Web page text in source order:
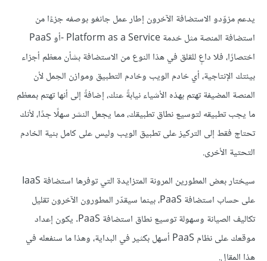
يدعم مزوّدو الاستضافة الآخرون إطار عمل جانغو بوصفه جزءًا من
استضافة المنصة مثل خدمة Platform as a Service -أو PaaS
اختصارًا، فلا داعٍ للقلق في هذا النوع من الاستضافة بشأن معظم أجزاء
بيئتك الإنتاجية، أي خادم الويب وخادم التطبيق وموازن الحِمل لأن
المنصة المضيفة تهتم بهذه الأشياء نيابةً عنك، إضافةً إلى أنها تهتم بمعظم
ما يجب تطبيقه لتوسيع نطاق تطبيقك، مما يجعل النشر سهلًا جدًا، لأنك
تحتاج فقط إلى التركيز على تطبيق الويب وليس على كامل بنية الخادم
التحتية الأخرى.
سيختار بعض المطورين المرونة المتزايدة التي توفرها استضافة IaaS
على حساب استضافة PaaS، بينما سيقدّر المطورون الآخرون تقليل
تكاليف الصيانة وسهولة توسيع نطاق استضافة PaaS. يكون إعداد
موقعك على نظام PaaS أسهل بكثير في البداية، وهذا ما سنفعله في